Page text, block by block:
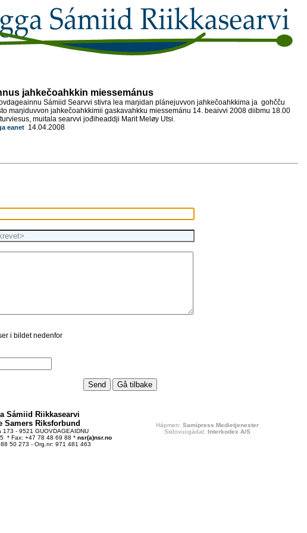
jahkečoahkkin miessemánus
Sámiid Searvvi stivra lea maŋidan plánejuvvon jahkečoahkkima ja gohčču
maŋiduvvon jahkečoahkkimii gaskavahkku miessemánu 14. beaivvi 2008 diibmu 18.00
muitala searvvi jođiheaddji Marit Meløy Utsi.
eanet 14.04.2008
i bildet nedenfor
Sámiid Riikkasearvi
Samers Riksforbund
173 - 9521 GUOVDAGEAIDNU
* Fax: +47 78 48 69 88 * nsr(a)nsr.no
50 273 - Org.nr: 971 481 463
Hápmen: Samipress Medietjenester
Siidovuogádat: Interkodex A/S